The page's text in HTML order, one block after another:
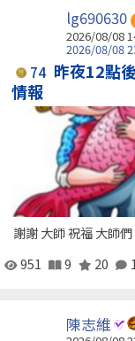
lg690630
2026/08/08
2026/08/08
74 昨夜12點
情報
謝謝 大師 祝福 大師
951
9 20 1
陳志維